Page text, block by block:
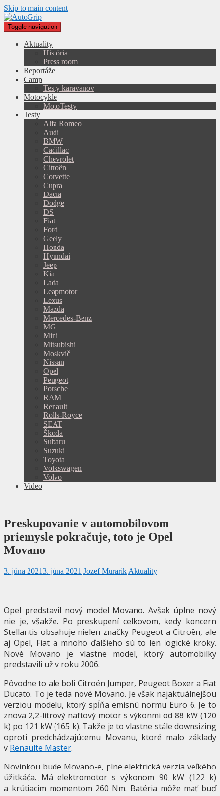
Skip to main content
Toggle navigation
Aktuality
História
Press room
Reportáže
Camp
Testy karavanov
Motocykle
MotoTesty
Testy
Alfa Romeo
Audi
BMW
Cadillac
Chevrolet
Citroën
Corvette
Cupra
Dacia
Dodge
DS
Fiat
Ford
Geely
Honda
Hyundai
Jeep
Kia
Lada
Leapmotor
Lexus
Mazda
Mercedes-Benz
MG
Mini
Mitsubishi
Moskvič
Nissan
Opel
Peugeot
Porsche
RAM
Renault
Rolls-Royce
SEAT
Škoda
Subaru
Suzuki
Toyota
Volkswagen
Volvo
Video
Preskupovanie v automobilovom
priemysle pokračuje, toto je Opel
Movano
3. júna 20213. júna 2021 Jozef Murarik Aktuality
Opel predstavil nový model Movano. Avšak úplne nový
nie je, všakže. Po preskupení celkovom, kedy koncern
Stellantis obsahuje nielen značky Peugeot a Citroën, ale
aj Opel, Fiat a mnoho ďalšieho sú to len logické kroky.
Nové Movano je vlastne model, ktorý automobilky
predstavili už v roku 2006.
Pôvodne to ale boli Citroën Jumper, Peugeot Boxer a Fiat
Ducato. To je teda nové Movano. Je však najaktuálnejšou
verziou modelu, ktorý spĺňa emisnú normu Euro 6. Je to
znova 2,2-litrový naftový motor s výkonmi od 88 kW (120
k) po 121 kW (165 k). Takže je to vlastne stále downsizing
oproti predchádzajúcemu Movanu, ktoré malo základy
v Renaulte Master.
Novinkou bude Movano-e, plne elektrická verzia veľkého
úžitkáča. Má elektromotor s výkonom 90 kW (122 k)
a krútiacim momentom 260 Nm. Batéria môže mať buď